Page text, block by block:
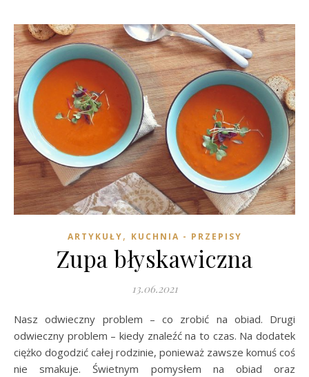
ARTYKUŁY, KUCHNIA - PRZEPISY
Zupa błyskawiczna
13.06.2021
Nasz odwieczny problem – co zrobić na obiad. Drugi
odwieczny problem – kiedy znaleźć na to czas. Na dodatek
ciężko dogodzić całej rodzinie, ponieważ zawsze komuś coś
nie smakuje. Świetnym pomysłem na obiad oraz